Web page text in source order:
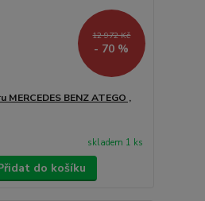
12 972 Kč
- 70 %
BENZ ATEGO ,
skladem 1 ks
do košíku